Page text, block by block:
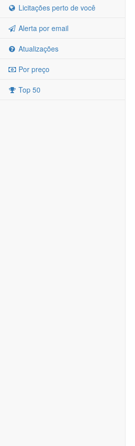
Licitações perto de você
Alerta por email
Atualizações
Por preço
Top 50